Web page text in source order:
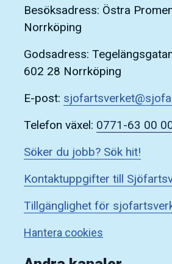
Besöksadress: Östra
Norrköping
Godsadress:
602 28 Norrköping
E-post:
Telefon växel: 0771-63 00
Söker du jobb? Sök hit!
Kontaktuppgifter till
Tillgänglighet för
Hantera cookies